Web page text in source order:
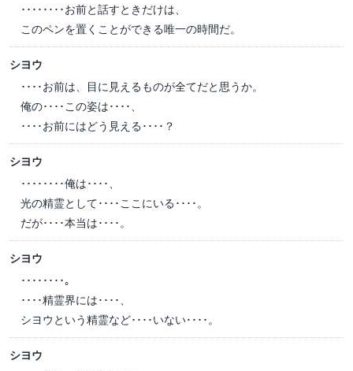
････････お前と話すときだけは、
このペンを置くことができる唯一の時間だ。
シヨウ
････お前は、目に見えるものが全てだと思うか。
俺の････この姿は････、
････お前にはどう見える････？
シヨウ
････････俺は････、
光の精霊として････ここにいる････。
だが････本当は････。
シヨウ
････････。
････精霊界には････、
シヨウという精霊など････いない････。
シヨウ